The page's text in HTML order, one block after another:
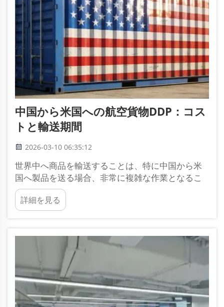
中国から米国への航空貨物DDP：コス
トと輸送期間
2026-03-10 06:35:12
世界中へ商品を輸送することは、特に中国から米
国へ製品を送る場合、非常に複雑な作業となるこ
とがあります。航空貨物は物品を輸送する最も迅
速な方法の一つであり、その中でも人気のあるオ
プションの一つが「DDP（関税込配達）」です。
加価値税（VAT）などの輸入関連費用を負担するこ
とを意味します…
詳細を見る